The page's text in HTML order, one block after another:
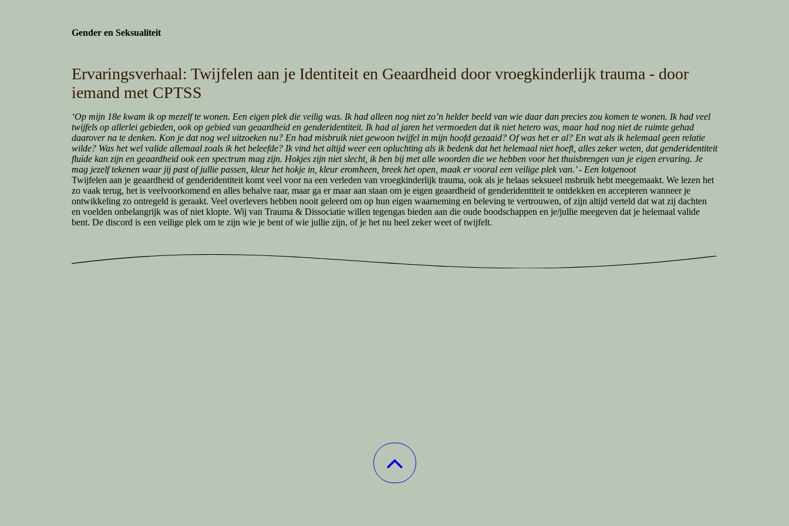
Gender en Seksualiteit
Ervaringsverhaal: Twijfelen aan je Identiteit en Geaardheid door vroegkinderlijk trauma - door
iemand met CPTSS
‘Op mijn 18e kwam ik op mezelf te wonen. Een eigen plek die veilig was. Ik had alleen nog niet zo’n helder beeld van wie daar dan precies zou komen te wonen. Ik had veel
twijfels op allerlei gebieden, ook op gebied van geaardheid en genderidentiteit. Ik had al jaren het vermoeden dat ik niet hetero was, maar had nog niet de ruimte gehad
daarover na te denken. Kon je dat nog wel uitzoeken nu? En had misbruik niet gewoon twijfel in mijn hoofd gezaaid? Of was het er al? En wat als ik helemaal geen relatie
wilde? Was het wel valide allemaal zoals ik het beleefde? Ik vind het altijd weer een opluchting als ik bedenk dat het helemaal niet hoeft, alles zeker weten, dat genderidentiteit
fluïde kan zijn en geaardheid ook een spectrum mag zijn. Hokjes zijn niet slecht, ik ben bij met alle woorden die we hebben voor het thuisbrengen van je eigen ervaring. Je
mag jezelf tekenen waar jij past of jullie passen, kleur het hokje in, kleur eromheen, breek het open, maak er vooral een veilige plek van.’ - Een lotgenoot
Twijfelen aan je geaardheid of genderidentiteit komt veel voor na een verleden van vroegkinderlijk trauma, ook als je helaas seksueel msbruik hebt meegemaakt. We lezen het
zo vaak terug, het is veelvoorkomend en alles behalve raar, maar ga er maar aan staan om je eigen geaardheid of genderidentiteit te ontdekken en accepteren wanneer je
ontwikkeling zo ontregeld is geraakt. Veel overlevers hebben nooit geleerd om op hun eigen waarneming en beleving te vertrouwen, of zijn altijd verteld dat wat zij dachten
en voelden onbelangrijk was of niet klopte. Wij van Trauma & Dissociatie willen tegengas bieden aan die oude boodschappen en je/jullie meegeven dat je helemaal valide
bent. De discord is een veilige plek om te zijn wie je bent of wie jullie zijn, of je het nu heel zeker weet of twijfelt.